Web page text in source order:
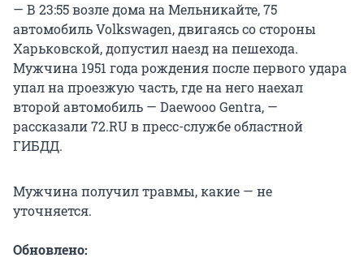
— В 23:55 возле дома на Мельникайте, 75
автомобиль Volkswagen, двигаясь со стороны
Харьковской, допустил наезд на пешехода.
Мужчина 1951 года рождения после первого удара
упал на проезжую часть, где на него наехал
второй автомобиль — Daewooo Gentra, —
рассказали 72.RU в пресс-службе областной
ГИБДД.
Мужчина получил травмы, какие — не
уточняется.
Обновлено: